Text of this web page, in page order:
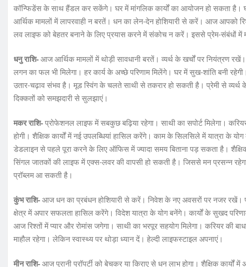
कॉन्फिडेंस के साथ हैंडल कर सकेंगे। घर में मांगलिक कार्यों का आयोजन हो सकता है।
आर्थिक मामलों में लापरवाही न बरतें। धन का लेन-देन होशियारी से करें। आज आपको
लव लाइफ को बेहतर बनाने के लिए प्रयास करने में संकोच न करें। इससे प्रेम-संबंधों में
धनु राशि-आज आर्थिक मामलों में थोड़ी सावधानी बरतें। व्यर्थ के खर्चों पर नियंत्रण
लगन का फल भी मिलेगा। हर कार्य के अच्छे परिणाम मिलेंगे। घर में सुख-शांति बनी
उतार-चढ़ाव संभव है। मूड स्विंग के चलते साथी से तकरार हो सकती है। प्रेमी से व्यर्थ
दिक्कतों को समझदारी से सुलझाएं।
मकर राशि-प्रोफेशनल लाइफ में सबकुछ बढ़िया रहेगा। साथी का सपोर्ट मिलेगा।
होगी। शैक्षिक कार्यों में नई उपलब्धियां हासिल करेंगे। काम के सिलसिले में यात्रा के
डेडलाइन से पहले पूरा करने के लिए ऑफिस में ज्यादा समय बिताना पड़ सकता है।
सिंगल जातकों की लाइफ में एक्स-लवर की वापसी हो सकती है। जिससे मन प्रसन्न
प्रॉब्लम आ सकती है।
कुंभ राशि-आज धन का प्रबंधन होशियारी से करें। निवेश के नए अवसरों पर नजर
क्षेत्र में अपार सफलता हासिल करेंगे। विदेश यात्रा के योग बनेंगे। कार्यों के सुखद
आज रिश्तों में प्यार और रोमांस जगेगा। साथी का भरपूर सहयोग मिलेगा। करियर की
माहौल रहेगा। लेकिन स्वास्थ्य पर थोड़ा ध्यान दें। हेल्दी लाइफस्टाइल अपनाएं।
मीन राशि-आज पुरानी प्रॉपर्टी को बेचकर या किराए से धन लाभ होगा। शैक्षिक